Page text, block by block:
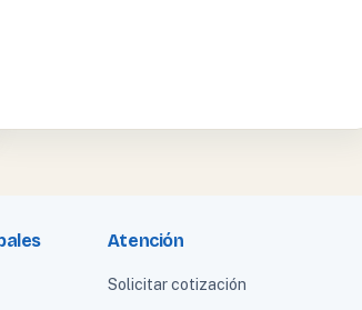
Atención
Solicitar cotización